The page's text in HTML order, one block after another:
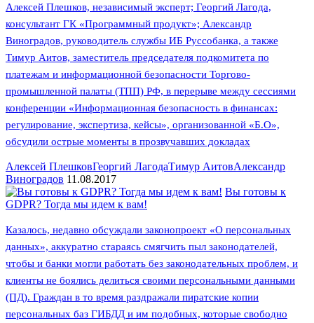
Алексей Плешков, независимый эксперт; Георгий Лагода,
консультант ГК «Программный продукт»; Александр
Виноградов, руководитель службы ИБ Руссобанка, а также
Тимур Аитов, заместитель председателя подкомитета по
платежам и информационной безопасности Торгово-
промышленной палаты (ТПП) РФ, в перерыве между сессиями
конференции «Информационная безопасность в финансах:
регулирование, экспертиза, кейсы», организованной «Б.О»,
обсудили острые моменты в прозвучавших докладах
Алексей ПлешковГеоргий ЛагодаТимур АитовАлександр
Виноградов 11.08.2017
Вы готовы к
GDPR? Тогда мы идем к вам!
Казалось, недавно обсуждали законопроект «О персональных
данных», аккуратно стараясь смягчить пыл законодателей,
чтобы и банки могли работать без законодательных проблем, и
клиенты не боялись делиться своими персональными данными
(ПД). Граждан в то время раздражали пиратские копии
персональных баз ГИБДД и им подобных, которые свободно